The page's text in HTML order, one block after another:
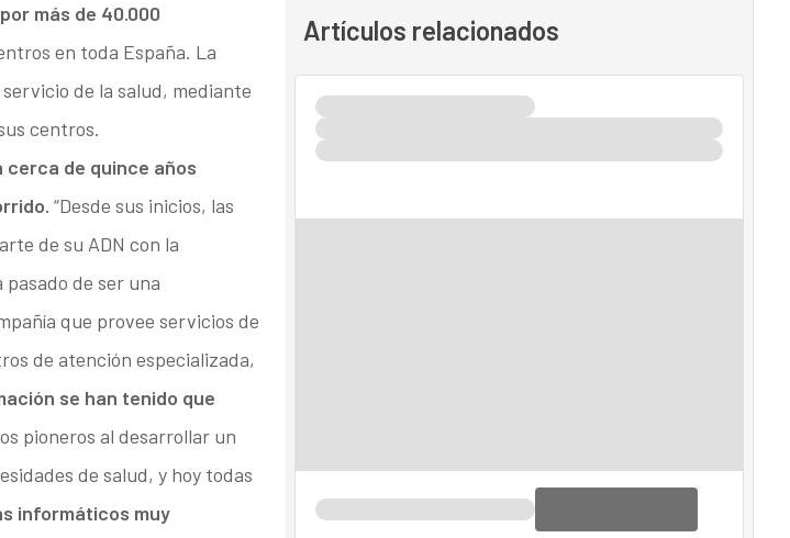
más de 40.000
en toda España. La
de la salud, mediante
centros.
cerca de quince años
“Desde sus inicios, las
de su ADN con la
de ser una
que provee servicios de
de atención especializada,
se han tenido que
pioneros al desarrollar un
de salud, y hoy todas
informáticos muy
Artículos relacionados